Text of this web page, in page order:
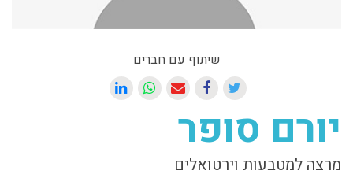
שיתוף עם חברים
יורם סופר
מרצה למטבעות וירטואלים